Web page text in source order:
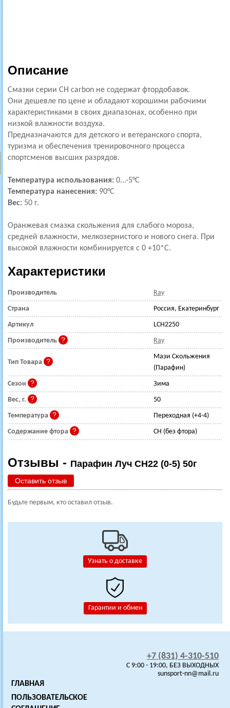
Узнать о доставке
Гарантии и обмен
Описание
Смазки серии СН carbon не содержат фтордобавок.
Они дешевле по цене и обладают хорошими рабочими
характеристиками в своих диапазонах, особенно при
низкой влажности воздуха.
Предназначаются для детского и ветеранского спорта,
туризма и обеспечения тренировочного процесса
спортсменов высших разрядов.
Температура использования: 0...-5°С
Температура нанесения: 90°С
Вес: 50 г.
Оранжевая смазка скольжения для слабого мороза,
средней влажности, мелкозернистого и нового снега. При
высокой влажности комбинируется с 0 +10*С.
Характеристики
Производитель Ray
Страна Россия, Екатеринбург
Артикул LCH2250
Производитель Ray
Тип Товара
Мази Скольжения
(Парафин)
Сезон Зима
Вес, г. 50
Температура Переходная (+4-4)
Содержание фтора CH (без фтора)
Отзывы - Парафин Луч CH22 (0-5) 50г
Оставить отзыв
Будьте первым, кто оставил отзыв.
+7 (831) 4-310-510
C 9:00 - 19:00, БЕЗ ВЫХОДНЫХ
sunsport-nn@mail.ru
ГЛАВНАЯ
ПОЛЬЗОВАТЕЛЬСКОЕ